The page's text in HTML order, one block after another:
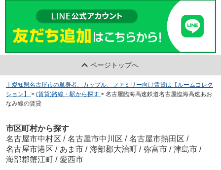
ページトップへ
｜愛知県名古屋市の単身者、カップル、ファミリー向け賃貸は【ルームコレク
ション】
> (賃貸)路線・駅から探す > 名古屋臨海高速鉄道名古屋臨海高速あお
なみ線の賃貸
市区町村から探す
名古屋市中村区 / 名古屋市中川区 / 名古屋市熱田区 /
名古屋市港区 / あま市 / 海部郡大治町 / 弥富市 / 津島市 /
海部郡蟹江町 / 愛西市